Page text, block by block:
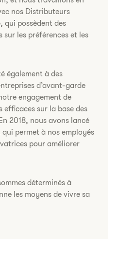
nos Distributeurs
qui possèdent des
sur les préférences et les
également à des
d’avant-garde
engagement de
efficaces sur la base des
2018, nous avons lancé
qui permet à nos employés
pour améliorer
déterminés à
les moyens de vivre sa